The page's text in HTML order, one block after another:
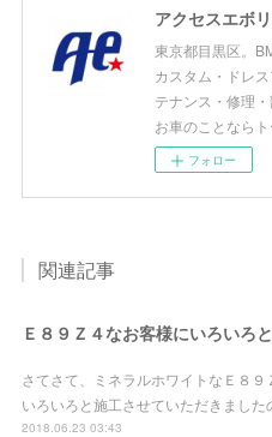
東京都目黒区。
カスタム・ドレ
テナンス・修理
お車のことなら
フォロー
関連記事
Ｅ８９Ｚ４なお客様にいろいろと
さてさて、ミネラルホワイトなＥ８９
いろいろと施工させていただきました
2018.06.23 03:43